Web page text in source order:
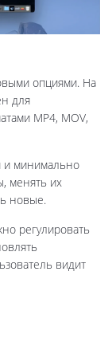
опциями. На
для
MP4, MOV,
и минимально
менять их
новые.
регулировать
видит